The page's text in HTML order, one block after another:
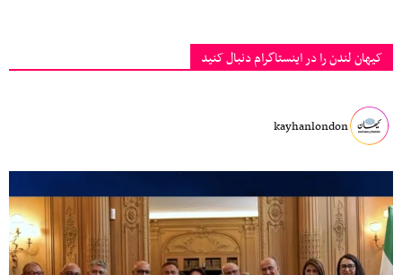
کیهان لندن را در اینستاگرام دنبال کنید
kayhanlondon